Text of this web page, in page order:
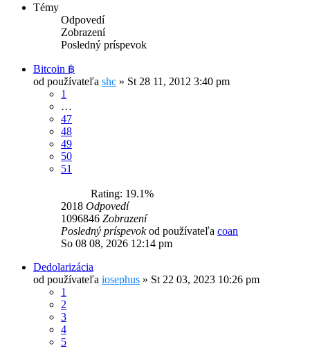
Témy
Odpovedí
Zobrazení
Posledný príspevok
Bitcoin ฿
od používateľa shc » St 28 11, 2012 3:40 pm
1
…
47
48
49
50
51
Rating: 19.1%
2018 Odpovedí
1096846 Zobrazení
Posledný príspevokod používateľa coan
So 08 08, 2026 12:14 pm
Dedolarizácia
od používateľa iosephus » St 22 03, 2023 10:26 pm
1
2
3
4
5